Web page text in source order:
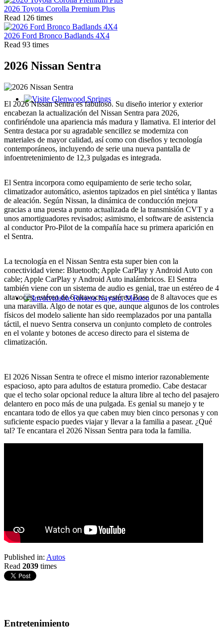
Glenwood Springs - Bello y Encantador
Involvidable Riviera Nayarit, Mexico
2026 Toyota Corolla Premium Plus
Read 126 times
2026 Ford Bronco Badlands 4X4
Read 93 times
2026 Nissan Sentra
El 2026 Nissan Sentra es fabuloso. Su diseño interior y exterior
encabezan la actualización del Nissan Sentra para 2026,
confiriéndole una apariencia más madura y llamativa. El interior del
Sentra destaca por su agradable sencillez se moderniza con
materiales de mayor calidad, así como con diseños y tecnología
contemporáneos, incluyendo de serie una nueva pantalla de
infoentretenimiento de 12,3 pulgadas es integrada.
El Sentra incorpora como equipamiento de serie techo solar,
climatizador automático, asientos tapizados en piel sintética y llantas
de aleación. Según Nissan, la dinámica de conducción mejora
gracias a una puesta a punto actualizada de la transmisión CVT y a
unos amortiguadores revisados; asimismo, el software de asistencia
al conductor Pro-Pilot de la compañía hace su primera aparición en
el Sentra.
La tecnología en el Nissan Sentra esta super bien con la
conectividad viene: Bluetooth; Apple CarPlay y Android Auto con
cable; Apple CarPlay y Android Auto inalámbricos. El Sentra
también viene con un sistema de audio es genial, trae un estéreo de 4
altavoces; estéreo de 6 altavoces; estéreo Bose de 8 altavoces que es
una maravilla. Algo de notar es que, aunque algunos de los controles
físicos del modelo saliente han sido reemplazados por una pantalla
táctil, el nuevo Sentra conserva un conjunto completo de controles
en el volante y botones de acceso directo para el sistema de
climatización.
El 2026 Nissan Sentra te ofrece el mismo interior razonablemente
espacioso, apto para adultos de estatura promedio. Cabe destacar
que el techo solar opcional reduce la altura libre al techo del pasajero
delantero en poco más de una pulgada. Es genial su manejo y te
encantara todo de ellos ya que caben muy bien cinco personas y con
suficiente espacio puedes viajar y llevar a la familia a pasear. ¿Qué
tal? Te encantara el 2026 Nissan Sentra para toda la familia.
Published in: Autos
Read 2039 times
Entretenimiento